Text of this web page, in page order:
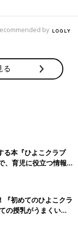
な赤ちゃんとの、焦
『さらにつっこ
』1話まるっと
…」
こした婚活コミッ
～2才代のしつけ
とは？
る爆笑コミック
を・・・という謎の
うなる」「31歳ゲ
に新書館）、「腐
社）、「つっこみ
止まらない育児日
まひよのサイトで、
by
る
る本『ひよこクラブ
育児に役立つ情報が
『初めてのひよこクラ
の授乳がうまくい
夏のトラブル 解決テ